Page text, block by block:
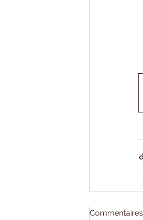
Commentaires